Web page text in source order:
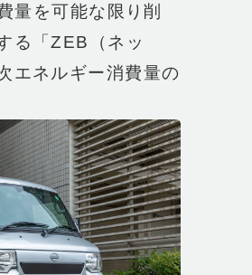
量を可能な限り削
る「ZEB（ネッ
エネルギー消費量の